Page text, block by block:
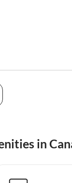
in